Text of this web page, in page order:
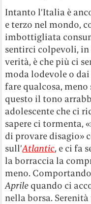
Intanto l’Italia è
e terzo nel mondo,
imbottigliata
sentirci colpevoli, in
verità, è che più ci
moda lodevole o
fare qualcosa,
questo il tono
adolescente che ci
sapere ci tormenta,
di provare disagio»
sull’Atlantic, e ci fa
la borraccia la
meno.
Aprile quando ci
nella borsa.